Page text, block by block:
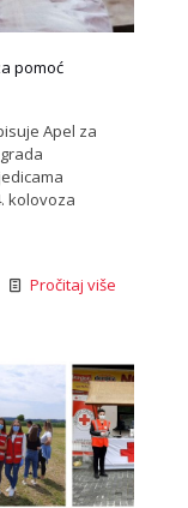
pomoć
Apel za
kolovoza
Pročitaj više